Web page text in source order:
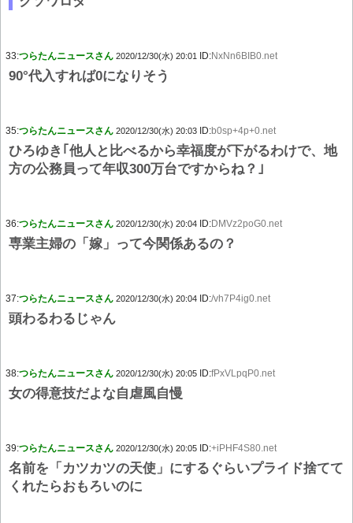
33:つらたんニュースさん 2020/12/30(水) 20:01 ID:NxNn6BIB0.net
90°代入すれば0になりそう
35:つらたんニュースさん 2020/12/30(水) 20:03 ID:b0sp+4p+0.net
ひろゆき｢他人と比べるから幸福度が下がるわけで、地
方の公務員って年収300万台ですからね？｣
36:つらたんニュースさん 2020/12/30(水) 20:04 ID:DMVz2poG0.net
専業主婦の「嫁」って今関係あるの？
37:つらたんニュースさん 2020/12/30(水) 20:04 ID:/vh7P4ig0.net
頭わるわるじゃん
38:つらたんニュースさん 2020/12/30(水) 20:05 ID:fPxVLpqP0.net
女の得意技だよな自虐風自慢
39:つらたんニュースさん 2020/12/30(水) 20:05 ID:+iPHF4S80.net
名前を「カツカツの天使」にするぐらいプライド捨てて
くれたらおもろいのに